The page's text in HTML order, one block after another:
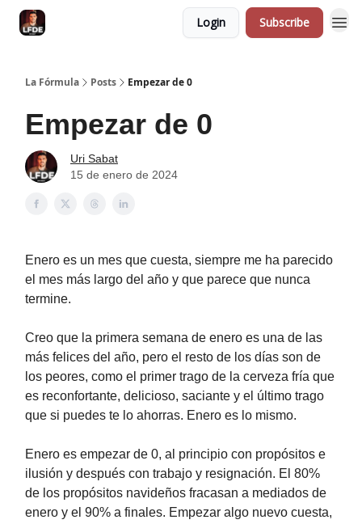
Login Subscribe
La Fórmula Posts Empezar de 0
Empezar de 0
Uri Sabat
15 de enero de 2024
Enero es un mes que cuesta, siempre me ha parecido
el mes más largo del año y que parece que nunca
termine.
Creo que la primera semana de enero es una de las
más felices del año, pero el resto de los días son de
los peores, como el primer trago de la cerveza fría que
es reconfortante, delicioso, saciante y el último trago
que si puedes te lo ahorras. Enero es lo mismo.
Enero es empezar de 0, al principio con propósitos e
ilusión y después con trabajo y resignación. El 80%
de los propósitos navideños fracasan a mediados de
enero y el 90% a finales. Empezar algo nuevo cuesta,